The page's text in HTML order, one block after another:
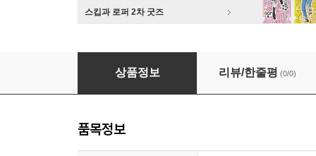
스킵과 로퍼 2차 굿즈
바다 이야기 스티커(4개)/캐릭터 스티커
상품정보 리뷰/한줄평 (0/0)
품목정보